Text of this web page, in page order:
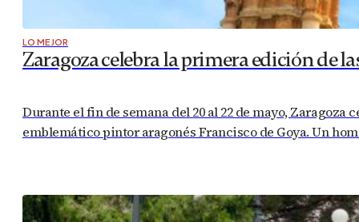
LO MEJOR
Zaragoza celebra la primera edición de
Durante el fin de semana del 20 al 22 de mayo,
emblemático pintor aragonés Francisco de Goya. Un